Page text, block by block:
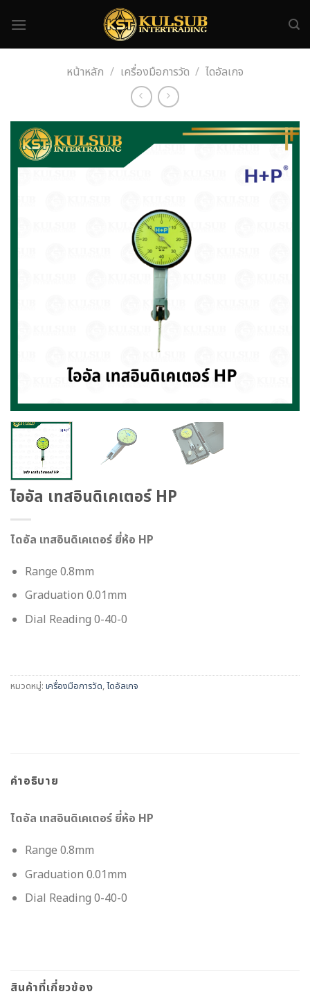
หน้าหลัก / เครื่องมือการวัด / ไดอัลเกจ
ไออัล เทสอินดิเคเตอร์ HP
ไดอัล เทสอินดิเคเตอร์ ยี่ห้อ HP
Range 0.8mm
Graduation 0.01mm
Dial Reading 0-40-0
หมวดหมู่: เครื่องมือการวัด,ไดอัลเกจ
คำอธิบาย
ไดอัล เทสอินดิเคเตอร์ ยี่ห้อ HP
Range 0.8mm
Graduation 0.01mm
Dial Reading 0-40-0
สินค้าที่เกี่ยวข้อง